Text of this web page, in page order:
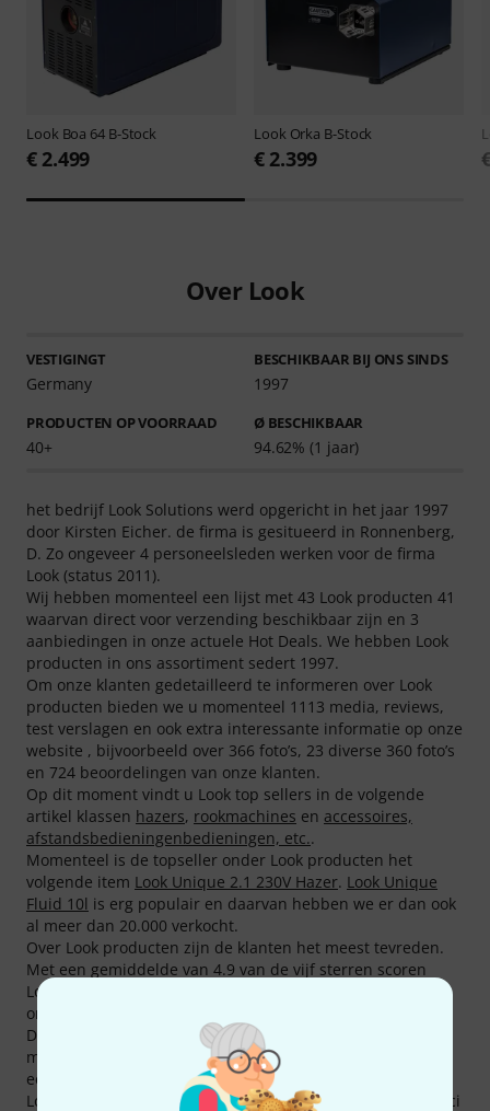
Look Boa 64 B-Stock
€ 2.499
Look Orka B-Stock
€ 2.399
Over Look
VESTIGINGT
Germany
BESCHIKBAAR BIJ ONS SINDS
1997
PRODUCTEN OP VOORRAAD
40+
Ø BESCHIKBAAR
94.62% (1 jaar)
het bedrijf Look Solutions werd opgericht in het jaar 1997
door Kirsten Eicher. de firma is gesitueerd in Ronnenberg,
D. Zo ongeveer 4 personeelsleden werken voor de firma
Look (status 2011).
Wij hebben momenteel een lijst met 43 Look producten 41
waarvan direct voor verzending beschikbaar zijn en 3
aanbiedingen in onze actuele Hot Deals. We hebben Look
producten in ons assortiment sedert 1997.
Om onze klanten gedetailleerd te informeren over Look
producten bieden we u momenteel 1113 media, reviews,
test verslagen en ook extra interessante informatie op onze
website , bijvoorbeeld over 366 foto’s, 23 diverse 360 foto’s
en 724 beoordelingen van onze klanten.
Op dit moment vindt u Look top sellers in de volgende
artikel klassen hazers, rookmachines en accessoires,
afstandsbedieningenbedieningen, etc..
Momenteel is de topseller onder Look producten het
volgende item Look Unique 2.1 230V Hazer. Look Unique
Fluid 10l is erg populair en daarvan hebben we er dan ook
al meer dan 20.000 verkocht.
Over Look producten zijn de klanten het meest tevreden.
Met een gemiddelde van 4.9 van de vijf sterren scoren
Look producten beter dan de meeste andere merken in
ons assortiment.
De fabrikant verleent 2 jaar garantie op zijn producten ,
maar met onze drie jaar Thomann garantie bieden we u
een jaar meer jaar.
Look equipment wordt gebruikt door veel befaamde musici